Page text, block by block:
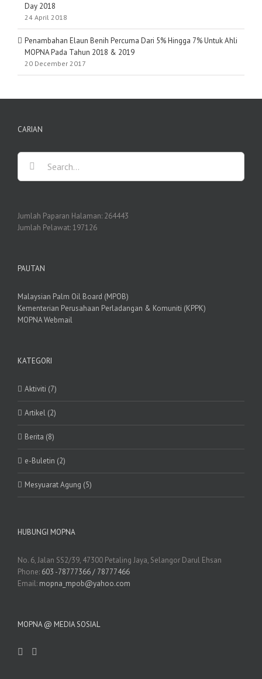
Day 2018
24 April 2018
Penambahan Elaun Benih Percuma Dari 5% Hingga 7% Untuk Ahli
MOPNA Pada Tahun 2018 & 2019
20 December 2017
CARIAN
Search
Jumlah Paparan Halaman: 264443
Jumlah Pelawat:197126
PAUTAN
Malaysian Palm Oil Board (MPOB)
Kementerian Perusahaan Perladangan & Komuniti (KPPK)
MOPNA Webmail
KATEGORI
Aktiviti (7)
Artikel (2)
Berita (8)
e-Buletin (2)
Mesyuarat Agung (5)
HUBUNGI MOPNA
No. 6, Jalan SS2/39, 47300 Petaling Jaya, Selangor Darul Ehsan
Phone: 603 -78777366 / 78777466
Email: mopna_mpob@yahoo.com
MOPNA @ MEDIA SOSIAL